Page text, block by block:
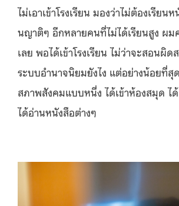
ไม่เอาเข้าโรงเรียน มองว่าไม่ต้องเรียน
นญาติๆ อีกหลายคนที่ไม่ได้เรียนสูง ผม
เลย พอได้เข้าโรงเรียน ไม่ว่าจะสอนผิ
ระบบอำนาจนิยมยังไง แต่อย่างน้อยที่สุ
สภาพสังคมแบบหนึ่ง ได้เข้าห้องสมุด
ได้อ่านหนังสือต่างๆ